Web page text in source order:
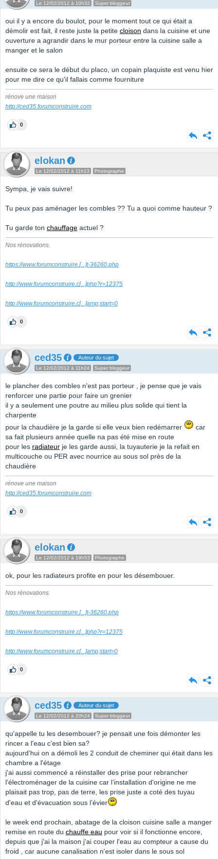
Le 12/02/2012 à 10h32 Super bloggeur
oui il y a encore du boulot, pour le moment tout ce qui était a
démolir est fait, il reste juste la petite cloison dans la cuisine et une
ouverture a agrandir dans le mur porteur entre la cuisine salle a
manger et le salon
ensuite ce sera le début du placo, un copain plaquiste est venu hier
pour me dire ce qu'il fallais comme fourniture
rénove une maison
http://ced35.forumconstruire.com
0
elokan
Le 12/02/2012 à 11h13 Photographe
Sympa, je vais suivre!
Tu peux pas aménager les combles ?? Tu a quoi comme hauteur ?
Tu garde ton chauffage actuel ?
Nos rénovations.
https://www.forumconstruire.[...]t-36260.php
http://www.forumconstruire.c[...]php?r=12375
http://www.forumconstruire.c[...]amp;start=0
0
ced35 Auteur du sujet
Le 12/02/2012 à 11h24 Super bloggeur
le plancher des combles n'est pas porteur , je pense que je vais
renforcer une partie pour faire un grenier
il y a seulement une poutre au milieu plus solide qui tient la
charpente
pour la chaudière je la garde si elle veux bien redémarrer
car
sa fait plusieurs année quelle na pas été mise en route
pour les radiateur je les garde aussi, la tuyauterie je la refait en
multicouche ou PER avec nourrice au sous sol près de la
chaudière
rénove une maison
http://ced35.forumconstruire.com
0
elokan
Le 12/02/2012 à 19h53 Photographe
ok, pour les radiateurs profite en pour les désembouer.
Nos rénovations.
https://www.forumconstruire.[...]t-36260.php
http://www.forumconstruire.c[...]php?r=12375
http://www.forumconstruire.c[...]amp;start=0
0
ced35 Auteur du sujet
Le 12/02/2012 à 20h24 Super bloggeur
qu'appelle tu les desembouer? je pensait une fois démonter les
rincer a l'eau c'est bien sa?
aujourd'hui on a démoli les 2 conduit de cheminer qui était dans les
chambre a l'étage
j'ai aussi commencé a réinstaller des prise pour rebrancher
l’électroménager de la cuisine car l’installation d'origine ne me
plaisait pas trop, pas de terre, les prise juste a coté des tuyau
d'eau et d'évacuation sous l’évier
le week end prochain, abatage de la cloison cuisine salle a manger
remise en route du chauffe eau pour voir si il fonctionne encore,
depuis que j'ai la maison j'ai couper l'eau au compteur a cause du
froid , car aucune canalisation n'est isoler dans le sous sol